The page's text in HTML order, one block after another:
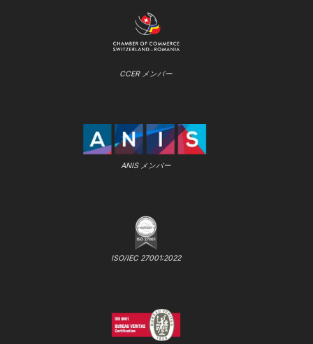
CCER メンバー
ANIS メンバー
ISO/IEC 27001:2022